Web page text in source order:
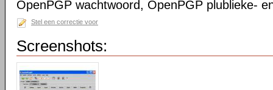
OpenPGP wachtwoord, OpenPGP plublieke-
Stel een correctie voor
Screenshots: